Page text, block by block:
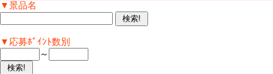
▼景品名
▼応募ﾎﾟｲﾝﾄ数別
～